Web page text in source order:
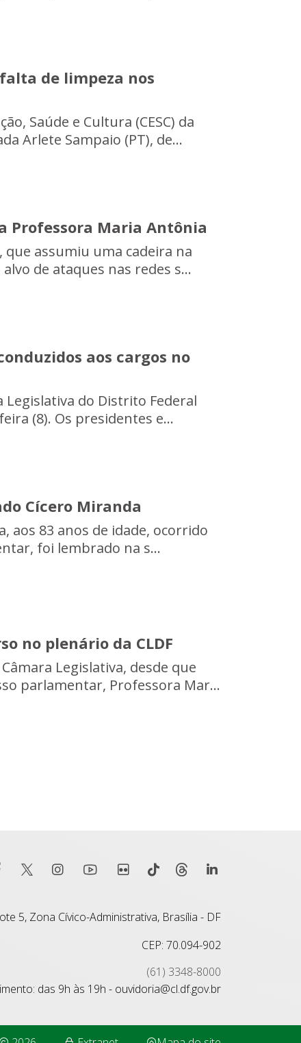
de limpeza nos
Saúde e Cultura (CESC) da
Arlete Sampaio (PT), de...
Professora Maria Antônia
assumiu uma cadeira na
de ataques nas redes s...
aos cargos no
do Distrito Federal
(8). Os presidentes e...
Cícero Miranda
aos 83 anos de idade, ocorrido
foi lembrado na s...
no plenário da CLDF
Legislativa, desde que
parlamentar, Professora Mar...
5, Zona Cívico-Administrativa, Brasília - DF
CEP: 70.094-902
(61) 3348-8000
das 9h às 19h - ouvidoria@cl.df.gov.br